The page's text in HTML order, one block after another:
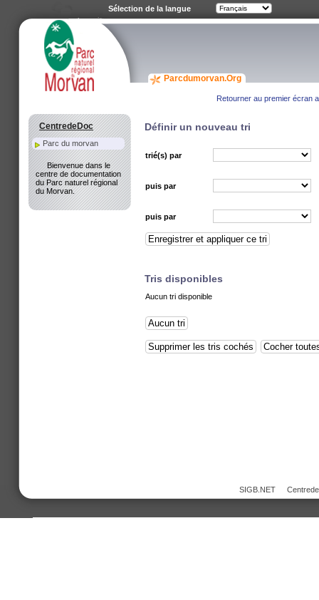
Parcdumorvan.Org
Retourner au premier écran
Définir un nouveau tri
trié(s) par
puis par
puis par
Tris disponibles
Aucun tri disponible
SIGB.NET
CentredeDoc
Parc du morvan
Bienvenue dans le
centre de documentation
du Parc naturel régional
du Morvan.
Sélection de la langue